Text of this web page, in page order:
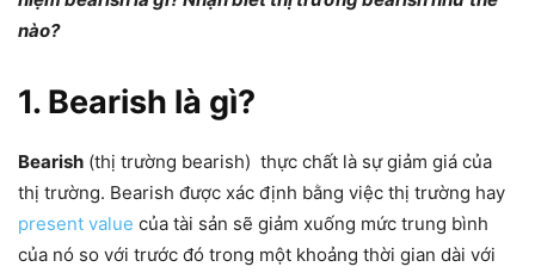
nào?
1. Bearish là gì?
Bearish (thị trường bearish) thực chất là sự giảm giá của
thị trường. Bearish được xác định bằng việc thị trường hay
present value của tài sản sẽ giảm xuống mức trung bình
của nó so với trước đó trong một khoảng thời gian dài với